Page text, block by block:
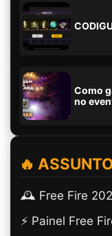
Como
no
🔥
🕰️ Free Fire
⚡ Painel Free